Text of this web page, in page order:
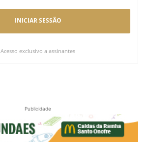
INICIAR SESSÃO
Acesso exclusivo a assinantes
Publicidade